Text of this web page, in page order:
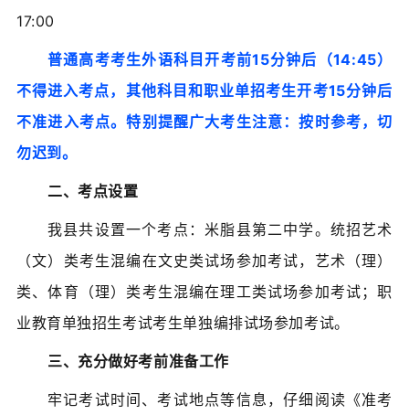
17:00
普通高考考生外语科目开考前15分钟后（14:45）
不得进入考点，其他科目和职业单招考生开考15分钟后
不准进入考点。特别提醒广大考生注意：按时参考，切
勿迟到。
二、考点设置
我县共设置一个考点：米脂县第二中学。统招艺术
（文）类考生混编在文史类试场参加考试，艺术（理）
类、体育（理）类考生混编在理工类试场参加考试；职
业教育单独招生考试考生单独编排试场参加考试。
三、充分做好考前准备工作
牢记考试时间、考试地点等信息，仔细阅读《准考